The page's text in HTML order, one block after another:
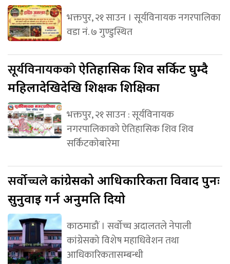
भक्तपुर, २१ साउन । सूर्यविनायक नगरपालिका
वडा नं. ७ गुण्डुस्थित
सूर्यविनायककोऐतिहासिक शिव सर्किट घुम्दै
महिलादेखिदेखि शिक्षक शिक्षिका
भक्तपुर, २१ साउन : सूर्यविनायक
नगरपालिकाको ऐतिहासिक शिव शिव
सर्किटकोबारेमा
सर्वोच्चलेकांग्रेसको आधिकारिकता विवाद पुनः
सुनुवाइ गर्न अनुमति दियो
काठमाडौं । सर्वोच्च अदालतले नेपाली
कांग्रेसको विशेष महाधिवेशन तथा
आधिकारिकतासम्बन्धी